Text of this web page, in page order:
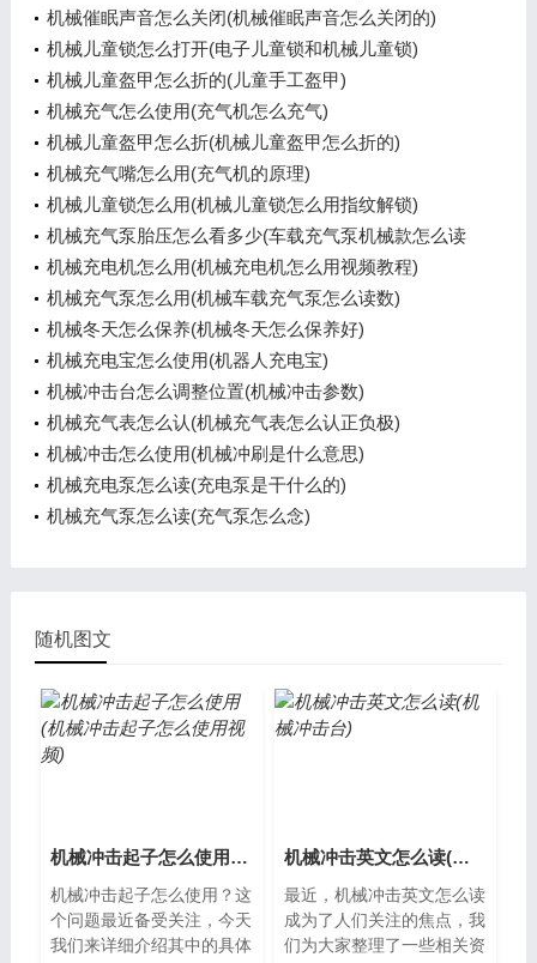
机械催眠声音怎么关闭(机械催眠声音怎么关闭的)
机械儿童锁怎么打开(电子儿童锁和机械儿童锁)
机械儿童盔甲怎么折的(儿童手工盔甲)
机械充气怎么使用(充气机怎么充气)
机械儿童盔甲怎么折(机械儿童盔甲怎么折的)
机械充气嘴怎么用(充气机的原理)
机械儿童锁怎么用(机械儿童锁怎么用指纹解锁)
机械充气泵胎压怎么看多少(车载充气泵机械款怎么读
表)
机械充电机怎么用(机械充电机怎么用视频教程)
机械充气泵怎么用(机械车载充气泵怎么读数)
机械冬天怎么保养(机械冬天怎么保养好)
机械充电宝怎么使用(机器人充电宝)
机械冲击台怎么调整位置(机械冲击参数)
机械充气表怎么认(机械充气表怎么认正负极)
机械冲击怎么使用(机械冲刷是什么意思)
机械充电泵怎么读(充电泵是干什么的)
机械充气泵怎么读(充气泵怎么念)
随机图文
机械冲击起子怎么使用(机械冲击起子怎么使用视频)
机械冲击起子怎么使用？这
个问题最近备受关注，今天
我们来详细介绍其中的具体
机械冲击英文怎么读(机械冲击台)
最近，机械冲击英文怎么读
成为了人们关注的焦点，我
们为大家整理了一些相关资